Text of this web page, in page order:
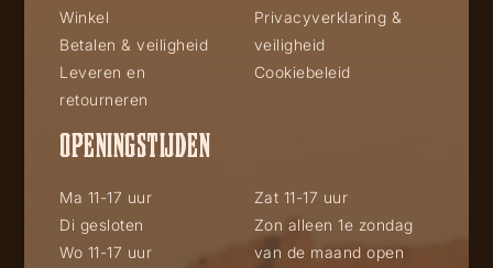
Winkel
Betalen & veiligheid
Leveren en
retourneren
Privacyverklaring &
veiligheid
Cookiebeleid
OPENINGSTIJDEN
Ma 11-17 uur
Di gesloten
Wo 11-17 uur
Zat 11-17 uur
Zon alleen 1e zondag
van de maand open